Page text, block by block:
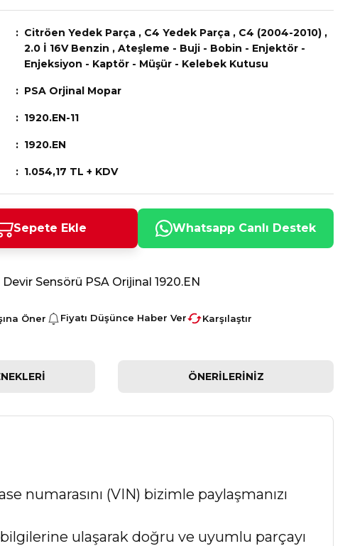
Citröen Yedek Parça , C4 Yedek Parça , C4 (2004-2010) ,
2.0 İ 16V Benzin , Ateşleme - Buji - Bobin - Enjektör -
Enjeksiyon - Kaptör - Müşür - Kelebek Kutusu
PSA Orjinal Mopar
1920.EN-11
1920.EN
1.054,17 TL + KDV
Sepete Ekle Whatsapp Canlı Destek
Sensörü PSA Orijinal 1920.EN
Öner Fiyatı Düşünce Haber Ver Karşılaştır
ÖNERILERINIZ
numarasını (VIN) bizimle paylaşmanızı
bilgilerine ulaşarak doğru ve uyumlu parçayı